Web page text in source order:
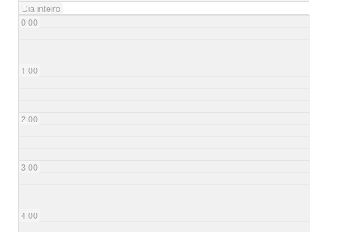
Dia inteiro
0:00
1:00
2:00
3:00
4:00